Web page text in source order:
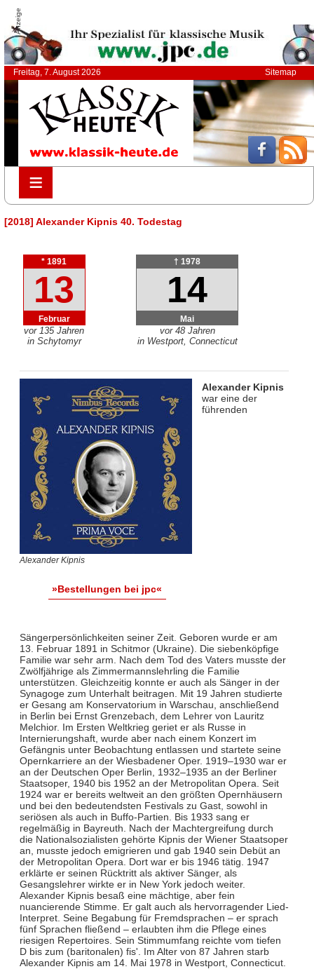
Anzeige
Freitag, 7. August 2026 Sitemap
≡
≡
[2018] Alexander Kipnis 40. Todestag
* 1891
13
Februar
vor 135 Jahren
in Schytomyr
† 1978
14
Mai
vor 48 Jahren
in Westport, Connecticut
Alexander Kipnis
»Bestellungen bei jpc«
Alexander Kipnis
war eine der
führenden
Sängerpersönlichkeiten seiner Zeit. Geboren wurde er am
13. Februar 1891 in Schitmor (Ukraine). Die siebenköpfige
Familie war sehr arm. Nach dem Tod des Vaters musste der
Zwölfjährige als Zimmermannslehrling die Familie
unterstützen. Gleichzeitig konnte er auch als Sänger in der
Synagoge zum Unterhalt beitragen. Mit 19 Jahren studierte
er Gesang am Konservatorium in Warschau, anschließend
in Berlin bei Ernst Grenzebach, dem Lehrer von Lauritz
Melchior. Im Ersten Weltkrieg geriet er als Russe in
Internierungshaft, wurde aber nach einem Konzert im
Gefängnis unter Beobachtung entlassen und startete seine
Opernkarriere an der Wiesbadener Oper. 1919–1930 war er
an der Deutschen Oper Berlin, 1932–1935 an der Berliner
Staatsoper, 1940 bis 1952 an der Metropolitan Opera. Seit
1924 war er bereits weltweit an den größten Opernhäusern
und bei den bedeutendsten Festivals zu Gast, sowohl in
seriösen als auch in Buffo-Partien. Bis 1933 sang er
regelmäßig in Bayreuth. Nach der Machtergreifung durch
die Nationalsozialisten gehörte Kipnis der Wiener Staatsoper
an, musste jedoch emigrieren und gab 1940 sein Debüt an
der Metropolitan Opera. Dort war er bis 1946 tätig. 1947
erklärte er seinen Rücktritt als aktiver Sänger, als
Gesangslehrer wirkte er in New York jedoch weiter.
Alexander Kipnis besaß eine mächtige, aber fein
nuancierende Stimme. Er galt auch als hervorragender Lied-
Interpret. Seine Begabung für Fremdsprachen – er sprach
fünf Sprachen fließend – erlaubten ihm die Pflege eines
riesigen Repertoires. Sein Stimmumfang reichte vom tiefen
D bis zum (baritonalen) fis'. Im Alter von 87 Jahren starb
Alexander Kipnis am 14. Mai 1978 in Westport, Connecticut.